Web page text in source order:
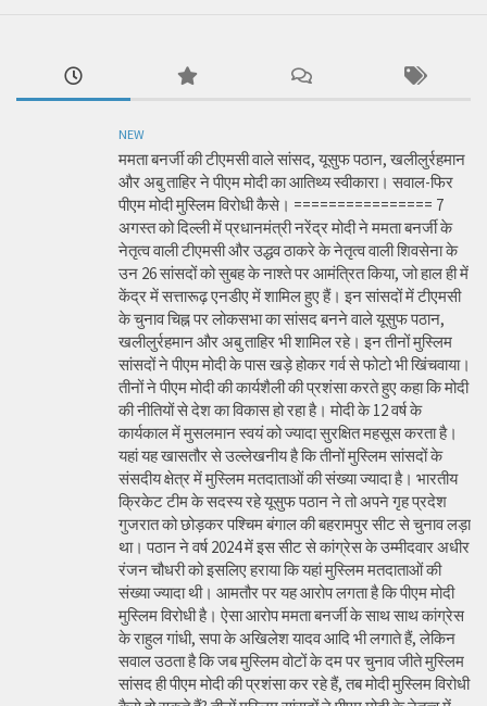
NEW
ममता बनर्जी की टीएमसी वाले सांसद, यूसुफ पठान, खलीलुर्रहमान
और अबु ताहिर ने पीएम मोदी का आतिथ्य स्वीकारा। सवाल-फिर
पीएम मोदी मुस्लिम विरोधी कैसे। ================ 7
अगस्त को दिल्ली में प्रधानमंत्री नरेंद्र मोदी ने ममता बनर्जी के
नेतृत्व वाली टीएमसी और उद्धव ठाकरे के नेतृत्व वाली शिवसेना के
उन 26 सांसदों को सुबह के नाश्ते पर आमंत्रित किया, जो हाल ही में
केंद्र में सत्तारूढ़ एनडीए में शामिल हुए हैं। इन सांसदों में टीएमसी
के चुनाव चिह्न पर लोकसभा का सांसद बनने वाले यूसुफ पठान,
खलीलुर्रहमान और अबु ताहिर भी शामिल रहे। इन तीनों मुस्लिम
सांसदों ने पीएम मोदी के पास खड़े होकर गर्व से फोटो भी खिंचवाया।
तीनों ने पीएम मोदी की कार्यशैली की प्रशंसा करते हुए कहा कि मोदी
की नीतियों से देश का विकास हो रहा है। मोदी के 12 वर्ष के
कार्यकाल में मुसलमान स्वयं को ज्यादा सुरक्षित महसूस करता है।
यहां यह खासतौर से उल्लेखनीय है कि तीनों मुस्लिम सांसदों के
संसदीय क्षेत्र में मुस्लिम मतदाताओं की संख्या ज्यादा है। भारतीय
क्रिकेट टीम के सदस्य रहे यूसुफ पठान ने तो अपने गृह प्रदेश
गुजरात को छोड़कर पश्चिम बंगाल की बहरामपुर सीट से चुनाव लड़ा
था। पठान ने वर्ष 2024 में इस सीट से कांग्रेस के उम्मीदवार अधीर
रंजन चौधरी को इसलिए हराया कि यहां मुस्लिम मतदाताओं की
संख्या ज्यादा थी। आमतौर पर यह आरोप लगता है कि पीएम मोदी
मुस्लिम विरोधी है। ऐसा आरोप ममता बनर्जी के साथ साथ कांग्रेस
के राहुल गांधी, सपा के अखिलेश यादव आदि भी लगाते हैं, लेकिन
सवाल उठता है कि जब मुस्लिम वोटों के दम पर चुनाव जीते मुस्लिम
सांसद ही पीएम मोदी की प्रशंसा कर रहे हैं, तब मोदी मुस्लिम विरोधी